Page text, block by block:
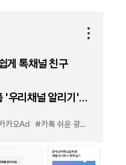
게 톡채널 친구
'우리채널 알리기'
카오Ad #카톡 쉬운 광고